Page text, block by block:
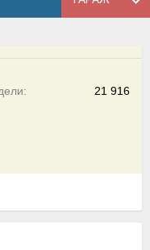
21 916